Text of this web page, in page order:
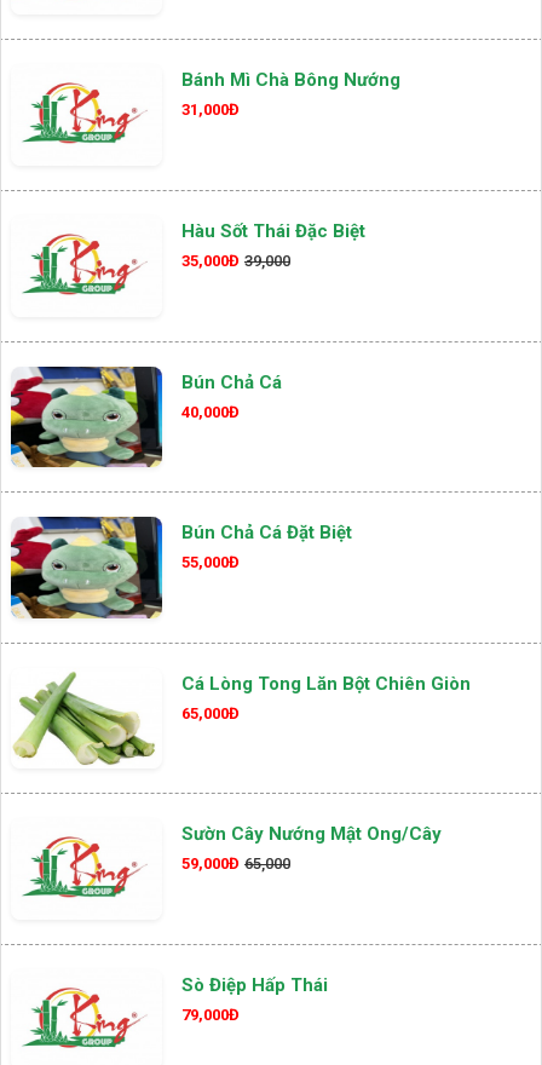
Bánh Mì Chà Bông Nướng
31,000Đ
Hàu Sốt Thái Đặc Biệt
35,000Đ 39,000
Bún Chả Cá
40,000Đ
Bún Chả Cá Đặt Biệt
55,000Đ
Cá Lòng Tong Lăn Bột Chiên Giòn
65,000Đ
Sườn Cây Nướng Mật Ong/cây
59,000Đ 65,000
Sò Điệp Hấp Thái
79,000Đ